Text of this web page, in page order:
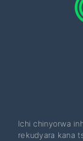
Ichi chinyorwa
rekudyara kana